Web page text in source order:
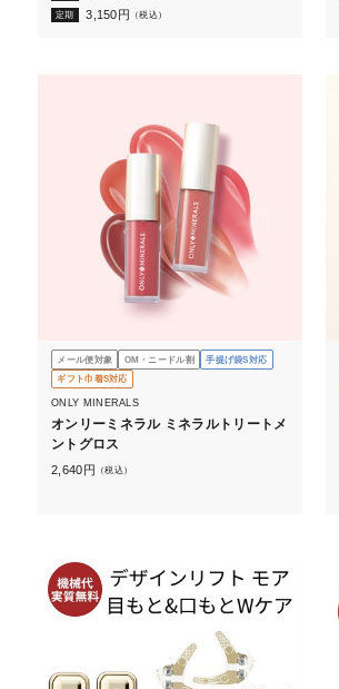
定期
3,150 円 （税込）
メール便対象 OM・ニードル割
手提げ袋S対応
ギフト巾着S対応
ONLY MINERALS
オンリーミネラル ミネラルトリートメ
ントグロス
2,640 円 （税込）